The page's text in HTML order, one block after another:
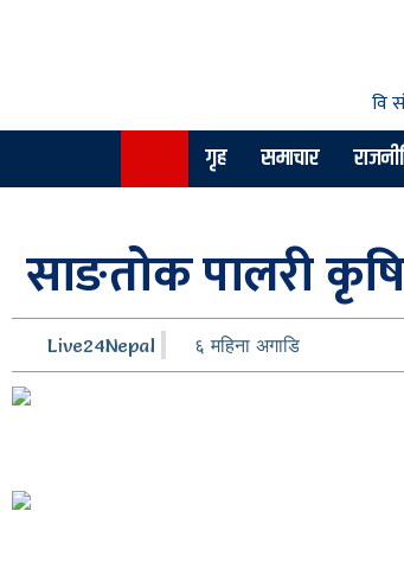
गृह समाचार
साङतोक पालरी
Live24Nepal ६ महिना अगाडि